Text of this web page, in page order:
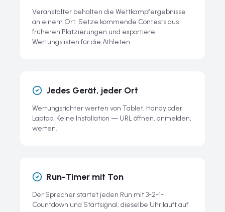
Veranstalter behalten die Wettkampfergebnisse
an einem Ort. Setze kommende Contests aus
früheren Platzierungen und exportiere
Wertungslisten für die Athleten.
Jedes Gerät, jeder Ort
Wertungsrichter werten von Tablet, Handy oder
Laptop. Keine Installation — URL öffnen, anmelden,
werten.
Run-Timer mit Ton
Der Sprecher startet jeden Run mit 3-2-1-
Countdown und Startsignal; dieselbe Uhr läuft auf